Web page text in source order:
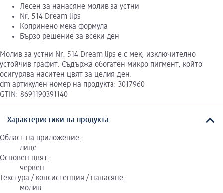
Лесен за нанасяне молив за устни
Nr. 514 Dream lips
Копринено мека формула
Бързо решение за всеки ден
Молив за устни Nr. 514 Dream lips е с мек, изключително
устойчив графит. Съдържа обогатен микро пигмент, който
осигурява наситен цвят за целия ден.
dm артикулен номер на продукта: 3017960
GTIN: 8691190391140
Характеристики на продукта
Област на приложение:
лице
Основен цвят:
червен
Текстура / консистенция / нанасяне:
молив